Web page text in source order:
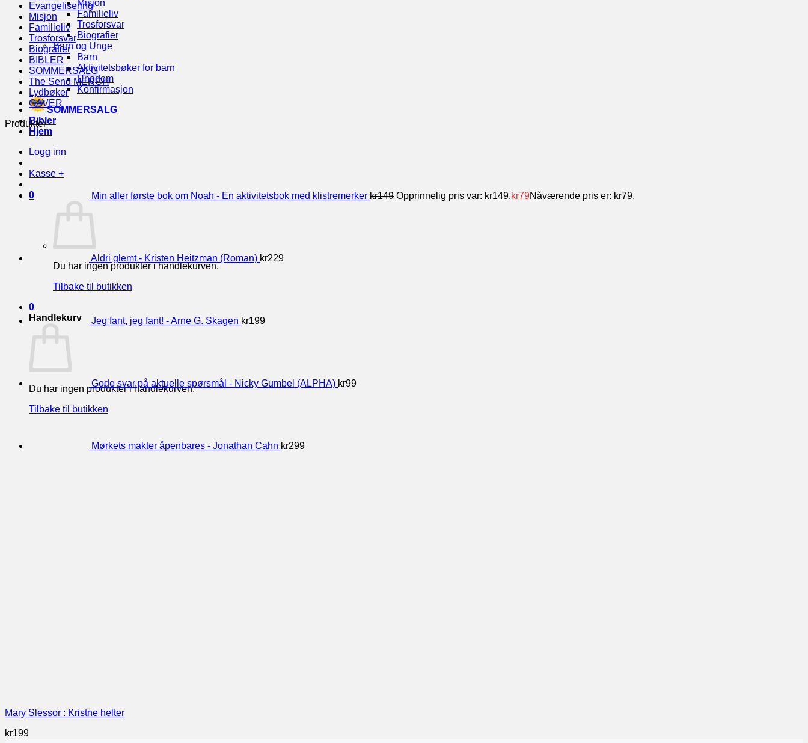
Misjon
Familieliv
Trosforsvar
Biografier
Barn og Unge
Barn
Aktivitetsbøker for barn
Ungdom
Konfirmasjon
SOMMERSALG
Bibler
Hjem
Logg inn
Kasse +
0
Du har ingen produkter i handlekurven.
Tilbake til butikken
0
Handlekurv
Du har ingen produkter i handlekurven.
Tilbake til butikken
Evangelisering
Misjon
Familieliv
Trosforsvar
Biografier
BIBLER
SOMMERSALG
The Send MERCH
Lydbøker
GAVER
Produkter
Min aller første bok om Noah - En aktivitetsbok med klistremerker kr149 Opprinnelig pris var: kr149.kr79Nåværende pris er: kr79.
Aldri glemt - Kristen Heitzman (Roman) kr229
Jeg fant, jeg fant! - Arne G. Skagen kr199
Gode svar på aktuelle spørsmål - Nicky Gumbel (ALPHA) kr99
Mørkets makter åpenbares - Jonathan Cahn kr299
Mary Slessor : Kristne helter
kr199